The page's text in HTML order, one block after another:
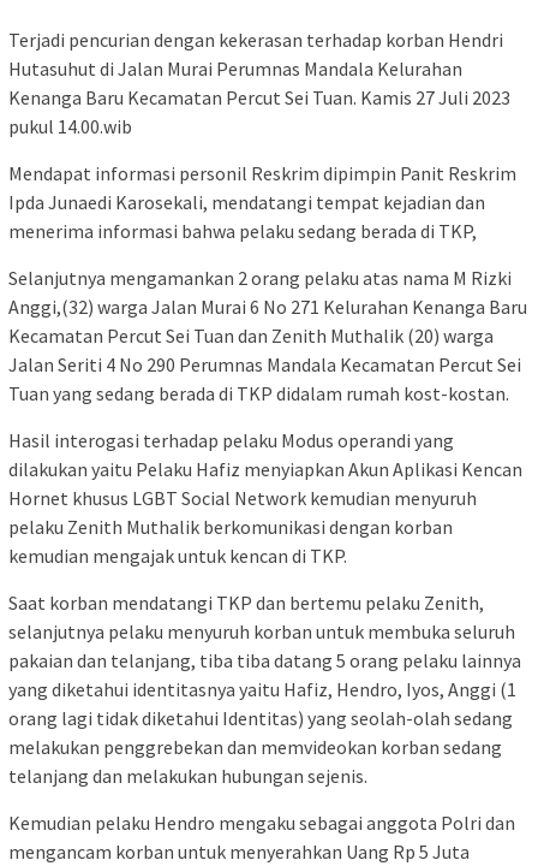
Terjadi pencurian dengan kekerasan terhadap korban Hendri
Hutasuhut di Jalan Murai Perumnas Mandala Kelurahan
Kenanga Baru Kecamatan Percut Sei Tuan. Kamis 27 Juli 2023
pukul 14.00.wib
Mendapat informasi personil Reskrim dipimpin Panit Reskrim
Ipda Junaedi Karosekali, mendatangi tempat kejadian dan
menerima informasi bahwa pelaku sedang berada di TKP,
Selanjutnya mengamankan 2 orang pelaku atas nama M Rizki
Anggi,(32) warga Jalan Murai 6 No 271 Kelurahan Kenanga Baru
Kecamatan Percut Sei Tuan dan Zenith Muthalik (20) warga
Jalan Seriti 4 No 290 Perumnas Mandala Kecamatan Percut Sei
Tuan yang sedang berada di TKP didalam rumah kost-kostan.
Hasil interogasi terhadap pelaku Modus operandi yang
dilakukan yaitu Pelaku Hafiz menyiapkan Akun Aplikasi Kencan
Hornet khusus LGBT Social Network kemudian menyuruh
pelaku Zenith Muthalik berkomunikasi dengan korban
kemudian mengajak untuk kencan di TKP.
Saat korban mendatangi TKP dan bertemu pelaku Zenith,
selanjutnya pelaku menyuruh korban untuk membuka seluruh
pakaian dan telanjang, tiba tiba datang 5 orang pelaku lainnya
yang diketahui identitasnya yaitu Hafiz, Hendro, Iyos, Anggi (1
orang lagi tidak diketahui Identitas) yang seolah-olah sedang
melakukan penggrebekan dan memvideokan korban sedang
telanjang dan melakukan hubungan sejenis.
Kemudian pelaku Hendro mengaku sebagai anggota Polri dan
mengancam korban untuk menyerahkan Uang Rp 5 Juta